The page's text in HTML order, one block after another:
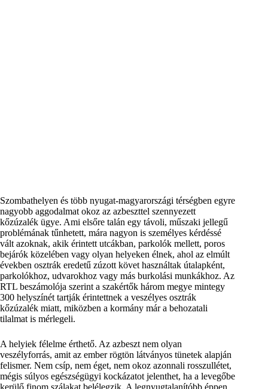
Szombathelyen és több nyugat-magyarországi térségben egyre
nagyobb aggodalmat okoz az azbeszttel szennyezett
kőzúzalék ügye. Ami elsőre talán egy távoli, műszaki jellegű
problémának tűnhetett, mára nagyon is személyes kérdéssé
vált azoknak, akik érintett utcákban, parkolók mellett, poros
bejárók közelében vagy olyan helyeken élnek, ahol az elmúlt
években osztrák eredetű zúzott követ használtak útalapként,
parkolókhoz, udvarokhoz vagy más burkolási munkákhoz. Az
RTL beszámolója szerint a szakértők három megye mintegy
300 helyszínét tartják érintettnek a veszélyes osztrák
kőzúzalék miatt, miközben a kormány már a behozatali
tilalmat is mérlegeli.
A helyiek félelme érthető. Az azbeszt nem olyan
veszélyforrás, amit az ember rögtön látványos tünetek alapján
felismer. Nem csíp, nem éget, nem okoz azonnali rosszullétet,
mégis súlyos egészségügyi kockázatot jelenthet, ha a levegőbe
kerülő finom szálakat belélegzik. A legnyugtalanítóbb éppen